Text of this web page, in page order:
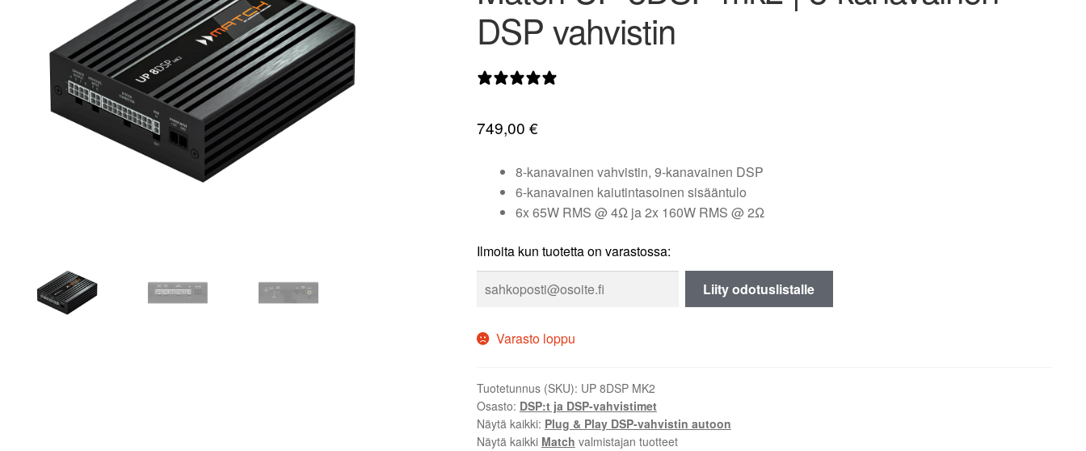
DSP vahvistin
749,00 €
8-kanavainen vahvistin, 9-kanavainen DSP
6-kanavainen kaiutintasoinen sisääntulo
6x 65W RMS @ 4Ω ja 2x 160W RMS @ 2Ω
Ilmoita kun tuotetta on varastossa:
Liity odotuslistalle
Varasto loppu
Tuotetunnus (SKU): UP 8DSP MK2
Osasto: DSP:t ja DSP-vahvistimet
Näytä kaikki: Plug & Play DSP-vahvistin autoon
Näytä kaikki Match valmistajan tuotteet